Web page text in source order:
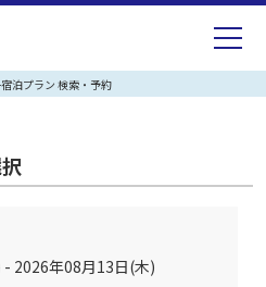
泊プラン 検索・予約
2026年08月13日(木)